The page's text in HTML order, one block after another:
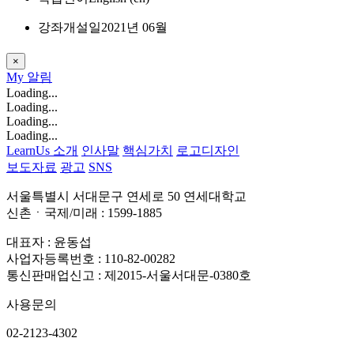
강좌개설일2021년 06월
×
My 알림
Loading...
Loading...
Loading...
Loading...
LearnUs 소개 인사말 핵심가치
로고디자인
보도자료 광고 SNS
서울특별시 서대문구 연세로 50 연세대학교
신촌ㆍ국제/미래 : 1599-1885
대표자 : 윤동섭
사업자등록번호 : 110-82-00282
통신판매업신고 : 제2015-서울서대문-0380호
사용문의
02-2123-4302